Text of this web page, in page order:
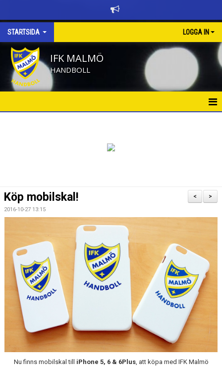
STARTSIDA LOGGA IN
IFK MALMÖ
HANDBOLL
NYHETSARKIV
MATCHER
FÖRENINGEN
LÄNKAR
ÅRSHJUL
IDROTTSSKADA
PARTNERS & SPONSRING
>
<
Köp mobilskal!
2016-10-27 13:15
Nu finns mobilskal till iPhone 5, 6 & 6Plus, att köpa med IFK Malmö